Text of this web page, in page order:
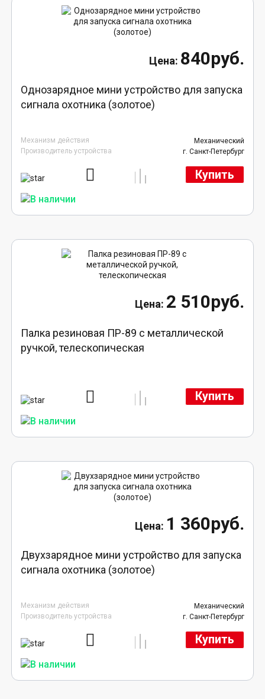
840руб.
Однозарядное мини устройство для запуска
сигнала охотника (золотое)
Механизм действия
Механический
Производитель устройства
г. Санкт-Петербург
Купить
2 510руб.
Палка резиновая ПР-89 с металлической
ручкой, телескопическая
Купить
1 360руб.
Двухзарядное мини устройство для запуска
сигнала охотника (золотое)
Механизм действия
Механический
Производитель устройства
г. Санкт-Петербург
Купить